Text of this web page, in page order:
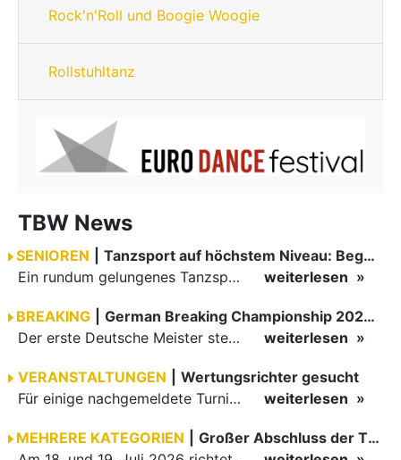
Rock'n'Roll und Boogie Woogie
Rollstuhltanz
TBW News
SENIOREN
Tanzsport auf höchstem Niveau: Begeisterung bei den Turnieren in…
Ein rundum gelungenes Tanzsport-Wochenende liegt hinter den Paaren und Organisatoren in Enzklösterle. Am 1. und 2. August 2026 verwandelte sich die Festhalle wieder in einen lebendigen Mittelpunkt des…
weiterlesen
BREAKING
German Breaking Championship 2026 in Hannover
Der erste Deutsche Meister steht fest B-Boy Roman siegt bei den Juniors
weiterlesen
VERANSTALTUNGEN
Wertungsrichter gesucht
Für einige nachgemeldete Turniere im 2 Halbjahr sucht der ZWE noch Wertungsrichter.
weiterlesen
MEHRERE KATEGORIEN
Großer Abschluss der TBW-Trophy in Weinheim